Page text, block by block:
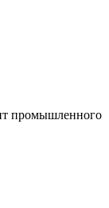
промышленного